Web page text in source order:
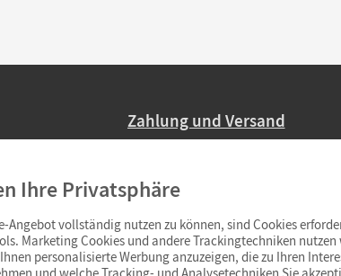
Zahlung und Versand
Ab 59,– EUR Bestellwert
(Lieferung in 3–6 Tagen).
Ihre Privatsphäre
Angebot vollständig nutzen zu können, sind Cookies
Marketing Cookies und andere Trackingtechniken
personalisierte Werbung anzuzeigen, die zu Ihren